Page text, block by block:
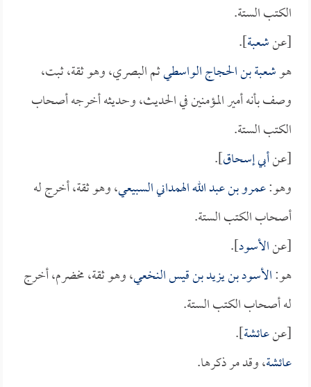
الكتب الستة.
[عنشعبة].
هوشعبة بن الحجاج الواسطيثم البصري، وهو ثقة، ثبت،
وصف بأنه أمير المؤمنين في الحديث، وحديثه أخرجه أصحاب
الكتب الستة.
[عنأبي إسحاق].
وهو:عمرو بن عبد الله الهمداني السبيعي، وهو ثقة، أخرج له
أصحاب الكتب الستة.
[عنالأسود].
هو:الأسود بن يزيد بن قيس النخعي، وهو ثقة، مخضرم، أخرج
له أصحاب الكتب الستة.
[عنعائشة].
عائشة، وقد مر ذكرها.